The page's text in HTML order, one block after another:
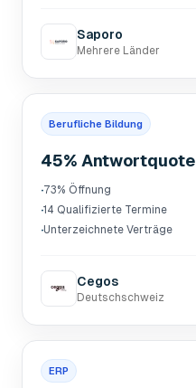
Saporo
Mehrere Länder
Berufliche Bildung
45% Antwortquote
·73% Öffnung
·14 Qualifizierte Termine
·Unterzeichnete Verträge
Cegos
Deutschschweiz
ERP